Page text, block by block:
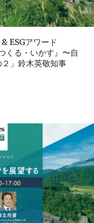
ESGアワード
くる・いかす』〜自
」鈴木英敬知事